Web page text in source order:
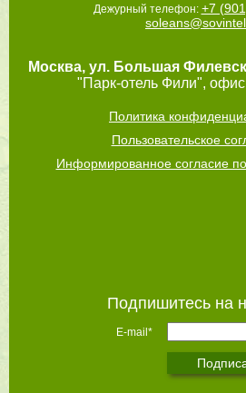
Дежурный телефон: +7
Москва, ул. Большая
"Парк-отель Фили",
Политика
Пользовательское
Информированное согласие
Подпишитесь на
E-mail*